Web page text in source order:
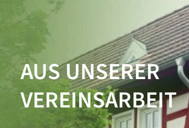
AUS UNSERER
VEREINSARBEIT